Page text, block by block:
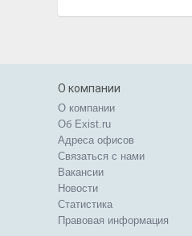
О компании
О компании
Об Exist.ru
Адреса офисов
Связаться с нами
Вакансии
Новости
Статистика
Правовая информация